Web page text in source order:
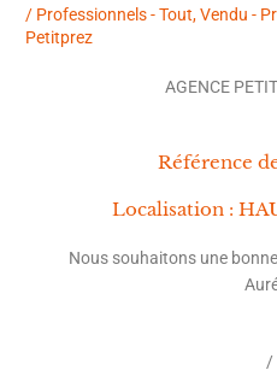
/ Professionnels - Tout,Vendu -
Petitprez
AGENCE
Référence
Localisation :
Nous souhaitons une
/